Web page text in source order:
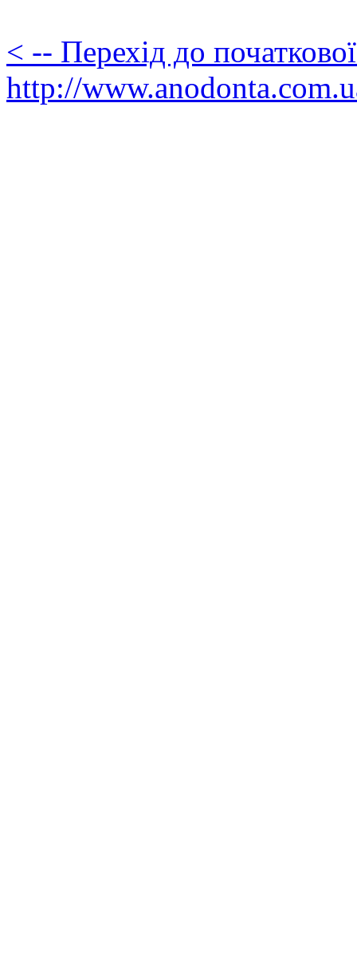
< -- Перехід до
http://